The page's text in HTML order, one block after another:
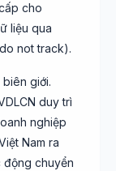
cho
liệu qua
not track).
giới.
duy trì
nghiệp
Nam ra
động chuyển